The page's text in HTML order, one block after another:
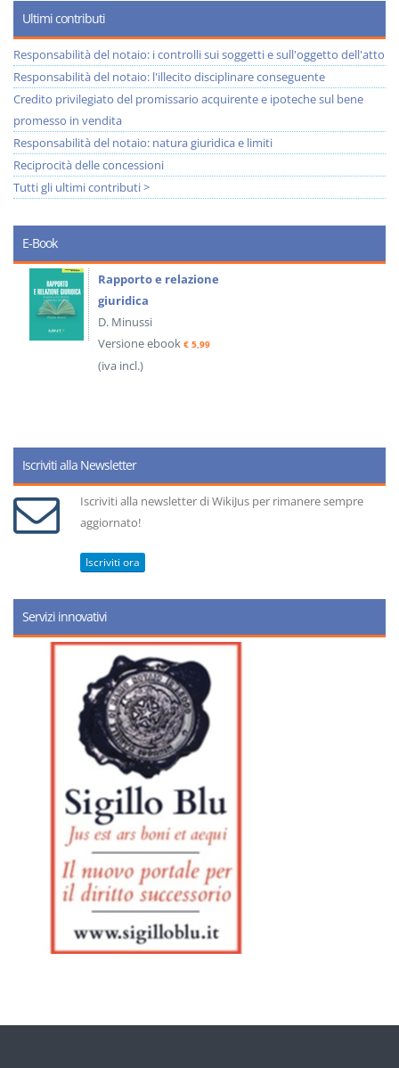
Ultimi contributi
Responsabilità del notaio: i controlli sui soggetti e sull'oggetto dell'atto
Responsabilità del notaio: l'illecito disciplinare conseguente
Credito privilegiato del promissario acquirente e ipoteche sul bene
promesso in vendita
Responsabilità del notaio: natura giuridica e limiti
Reciprocità delle concessioni
Tutti gli ultimi contributi >
E-Book
Rapporto e relazione
giuridica
D. Minussi
Versione ebook € 5,99
(iva incl.)
Iscriviti alla Newsletter
Iscriviti alla newsletter di WikiJus per rimanere sempre
aggiornato!
Iscriviti ora
Servizi innovativi